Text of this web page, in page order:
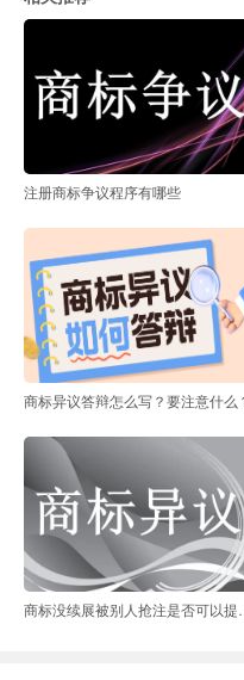
注册商标争议程序有哪些
商标异议答辩怎么写？要注意什么
商标没续